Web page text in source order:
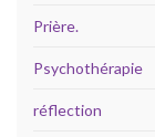
Prière.
Psychothérapie
réflection